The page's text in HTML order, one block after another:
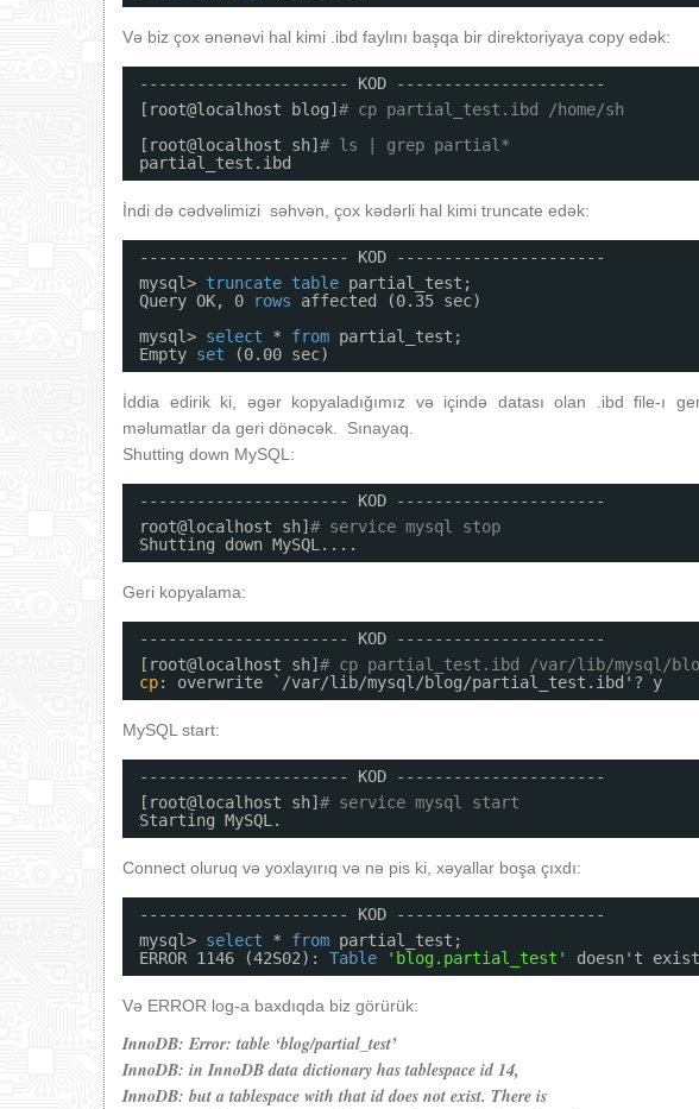
Və biz çox ənənəvi hal kimi .ibd faylını başqa bir direktoriyaya copy edək:
---------------------- KOD ----------------------
[root@localhost blog] # cp partial_test.ibd /home/sh
[root@localhost sh] # ls | grep partial*
partial_test.ibd
İndi də cədvəlimizi səhvən, çox kədərli hal kimi truncate edək:
---------------------- KOD ----------------------
mysql> truncate table partial_test;
Query OK, 0
rows
affected (0.35 sec)
mysql> select * from partial_test;
Empty set (0.00 sec)
İddia edirik ki, əgər kopyaladığımız və içində datası olan .ibd file-ı
məlumatlar da geri dönəcək. Sınayaq.
Shutting down MySQL:
---------------------- KOD ----------------------
root@localhost sh] # service mysql stop
Shutting down MySQL....
Geri kopyalama:
---------------------- KOD ----------------------
[root@localhost sh] # cp partial_test.ibd /var/lib/mysql/
cp: overwrite ` /var/lib/mysql/blog/partial_test .ibd'? y
MySQL start:
---------------------- KOD ----------------------
[root@localhost sh] # service mysql start
Starting MySQL.
Connect oluruq və yoxlayırıq və nə pis ki, xəyallar boşa çıxdı:
---------------------- KOD ----------------------
mysql> select * from partial_test;
ERROR 1146 (42S02): Table 'blog.partial_test' doesn't exist
Və ERROR log-a baxdıqda biz görürük:
InnoDB: Error: table ‘blog/partial_test’
InnoDB: in InnoDB data dictionary has tablespace id 14,
InnoDB: but a tablespace with that id does not exist. There is